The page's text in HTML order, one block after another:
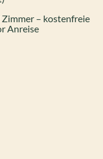
– kostenfreie
Anreise